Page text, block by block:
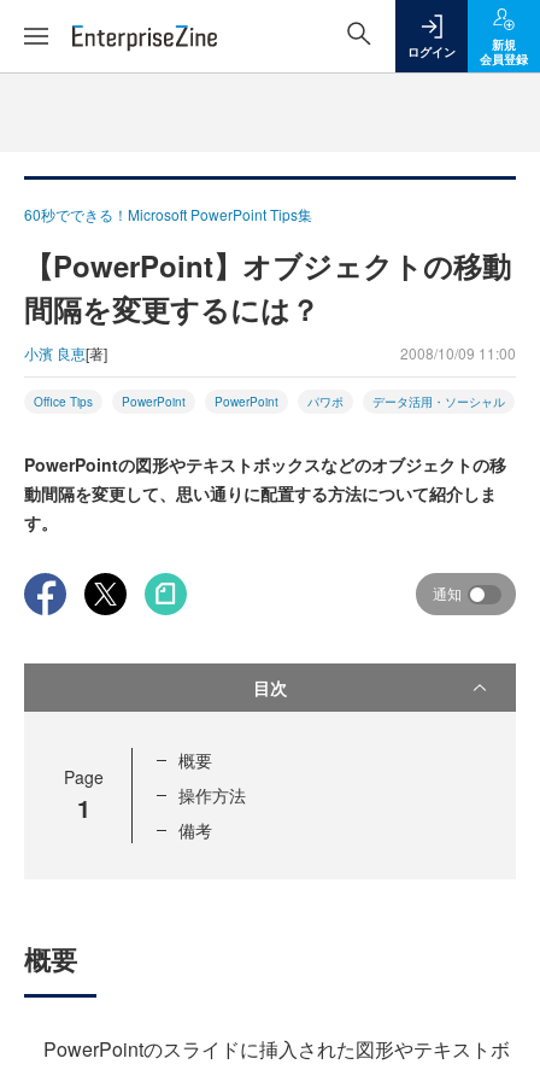
ログイン
新規
会員登録
60秒でできる！Microsoft PowerPoint Tips集
【PowerPoint】オブジェクトの移動
間隔を変更するには？
小濱 良恵[著] 2008/10/09 11:00
Office Tips PowerPoint PowerPoint パワポ データ活用・ソーシャル
PowerPointの図形やテキストボックスなどのオブジェクトの移
動間隔を変更して、思い通りに配置する方法について紹介しま
す。
通知
目次
Page
1
概要
操作方法
備考
概要
PowerPointのスライドに挿入された図形やテキストボ